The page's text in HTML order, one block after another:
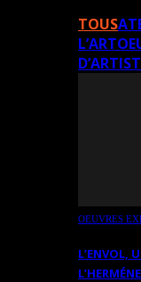
TOUS
L’ART
OEUVRES
L’ENVOL,